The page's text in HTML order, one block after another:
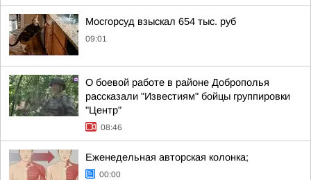
Мосгорсуд взыскал 654 тыс. руб
09:01
О боевой работе в районе Доброполья
рассказали "Известиям" бойцы группировки
"Центр"
08:46
Еженедельная авторская колонка;
00:00